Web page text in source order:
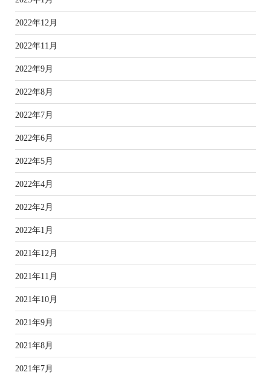
2022年12月
2022年11月
2022年9月
2022年8月
2022年7月
2022年6月
2022年5月
2022年4月
2022年2月
2022年1月
2021年12月
2021年11月
2021年10月
2021年9月
2021年8月
2021年7月